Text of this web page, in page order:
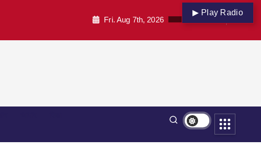
▶ Play Radio
Fri. Aug 7th, 2026